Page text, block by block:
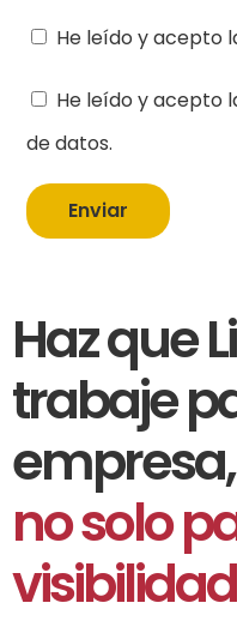
He leído y acepto
He leído y acepto
de datos.
Enviar
Haz que
trabaje
empresa,
no solo
visibilidad